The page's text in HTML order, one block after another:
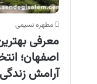
مطهره نسیمی
معرفی
اصفهان؛
آرامش زندگی